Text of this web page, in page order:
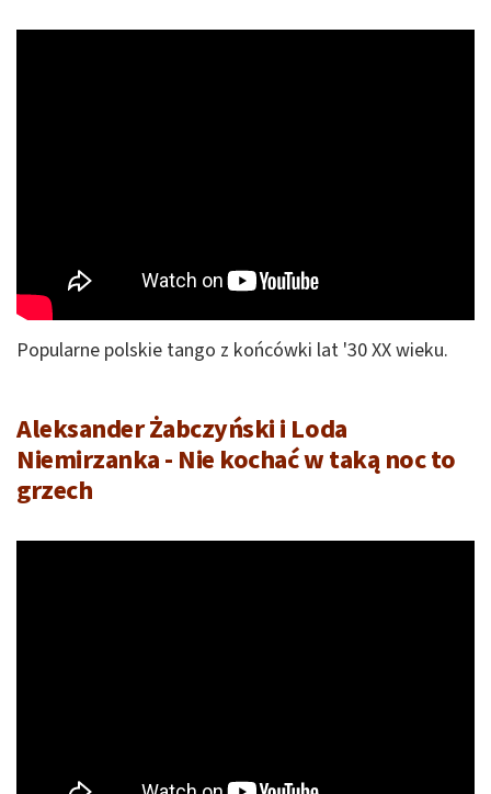
Popularne polskie tango z końcówki lat '30 XX wieku.
Aleksander Żabczyński i Loda
Niemirzanka - Nie kochać w taką noc to
grzech